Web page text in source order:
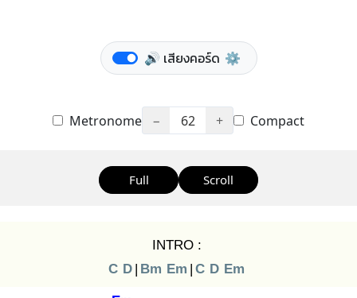
🔊 เสียงคอร์ด ⚙️
Metronome − 62 + Compact
Full Scroll
INTRO :
C D | Bm Em | C D Em